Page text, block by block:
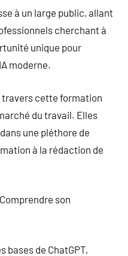
à un large public, allant
cherchant à
unique pour
moderne.
cette formation
du travail. Elles
une pléthore de
à la rédaction de
son
bases de ChatGPT,